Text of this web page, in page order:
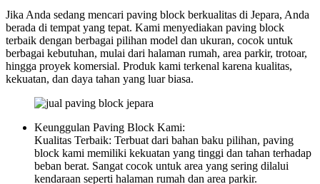
Jika Anda sedang mencari paving block berkualitas di Jepara, Anda
berada di tempat yang tepat. Kami menyediakan paving block
terbaik dengan berbagai pilihan model dan ukuran, cocok untuk
berbagai kebutuhan, mulai dari halaman rumah, area parkir, trotoar,
hingga proyek komersial. Produk kami terkenal karena kualitas,
kekuatan, dan daya tahan yang luar biasa.
Keunggulan Paving Block Kami:
Kualitas Terbaik: Terbuat dari bahan baku pilihan, paving
block kami memiliki kekuatan yang tinggi dan tahan terhadap
beban berat. Sangat cocok untuk area yang sering dilalui
kendaraan seperti halaman rumah dan area parkir.